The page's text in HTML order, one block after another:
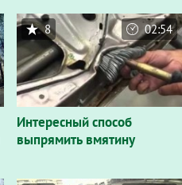
Интересный способ
выпрямить вмятину
8 02:54